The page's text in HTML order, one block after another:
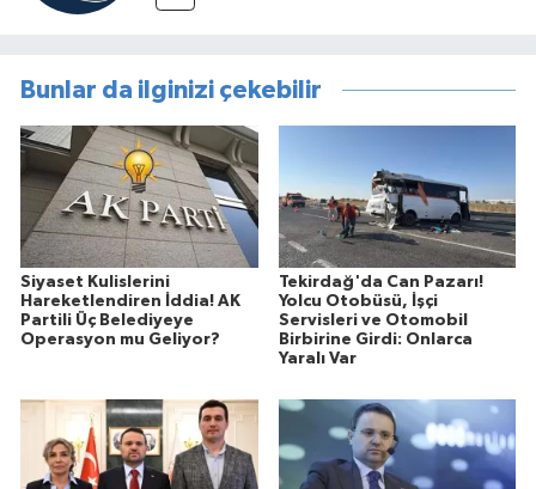
Bunlar da ilginizi çekebilir
Siyaset Kulislerini
Hareketlendiren İddia! AK
Partili Üç Belediyeye
Operasyon mu Geliyor?
Tekirdağ'da Can Pazarı!
Yolcu Otobüsü, İşçi
Servisleri ve Otomobil
Birbirine Girdi: Onlarca
Yaralı Var